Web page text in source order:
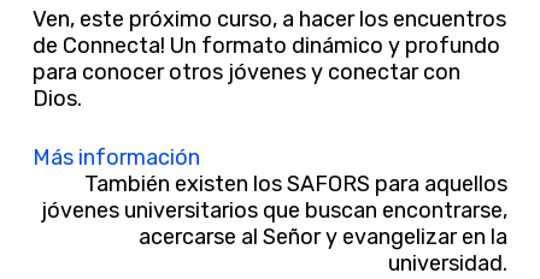
Ven, este próximo curso, a hacer los encuentros
de Connecta! Un formato dinámico y profundo
para conocer otros jóvenes y conectar con
Dios.
Más información
También existen los SAFORS para aquellos
jóvenes universitarios que buscan encontrarse,
acercarse al Señor y evangelizar en la
universidad.